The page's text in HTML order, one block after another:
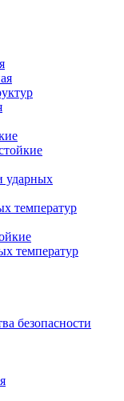
ударных
температур
температур
безопасности